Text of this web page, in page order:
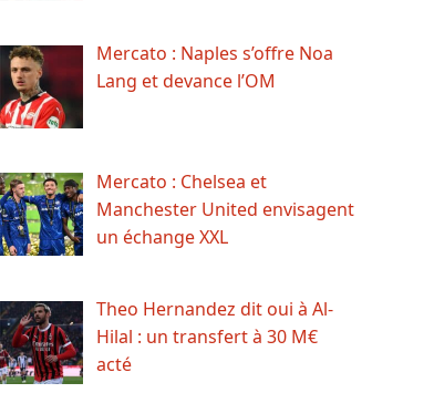
Mercato : Naples s’offre Noa
Lang et devance l’OM
Mercato : Chelsea et
Manchester United envisagent
un échange XXL
Theo Hernandez dit oui à Al-
Hilal : un transfert à 30 M€
acté